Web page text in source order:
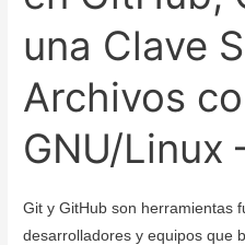
una Clave
Archivos
GNU/Linux
Git y GitHub son herramientas
desarrolladores y equipos que